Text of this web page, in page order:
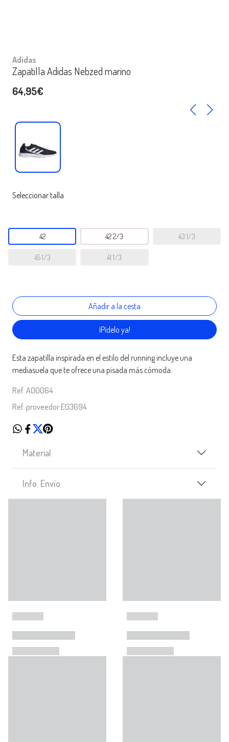
Adidas
Zapatilla Adidas Nebzed marino
64,95€
Seleccionar talla
42 42 2/3 43 1/3
45 1/3 41 1/3
¡Pídelo ya!
Esta zapatilla inspirada en el estilo del running incluye una
mediasuela que te ofrece una pisada más cómoda.
Ref. A00064
Ref. proveedor EG3694
Material
Info. Envío